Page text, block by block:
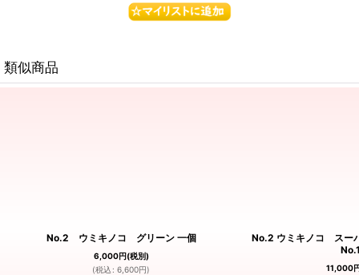
類似商品
No.2 ウミキノコ グリーン 一個
6,000円(税別)
(税込 : 6,600円)
No.2 ウミキノコ ス
11,000